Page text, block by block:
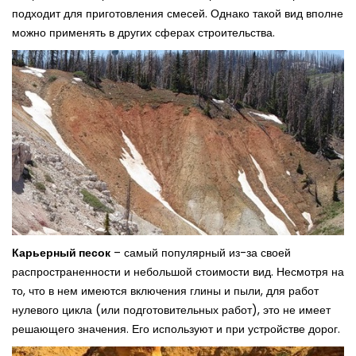
подходит для приготовления смесей. Однако такой вид вполне
можно применять в других сферах строительства.
Карьерный песок – самый популярный из-за своей
распространенности и небольшой стоимости вид. Несмотря на
то, что в нем имеются включения глины и пыли, для работ
нулевого цикла (или подготовительных работ), это не имеет
решающего значения. Его используют и при устройстве дорог.